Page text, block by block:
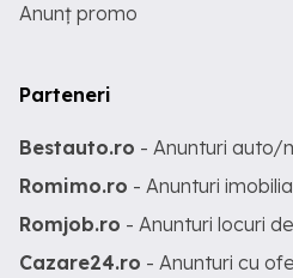
Anunț promo
Parteneri
Bestauto.ro - Anunturi auto/
Romimo.ro - Anunturi
Romjob.ro - Anunturi locuri
Cazare24.ro - Anunturi cu